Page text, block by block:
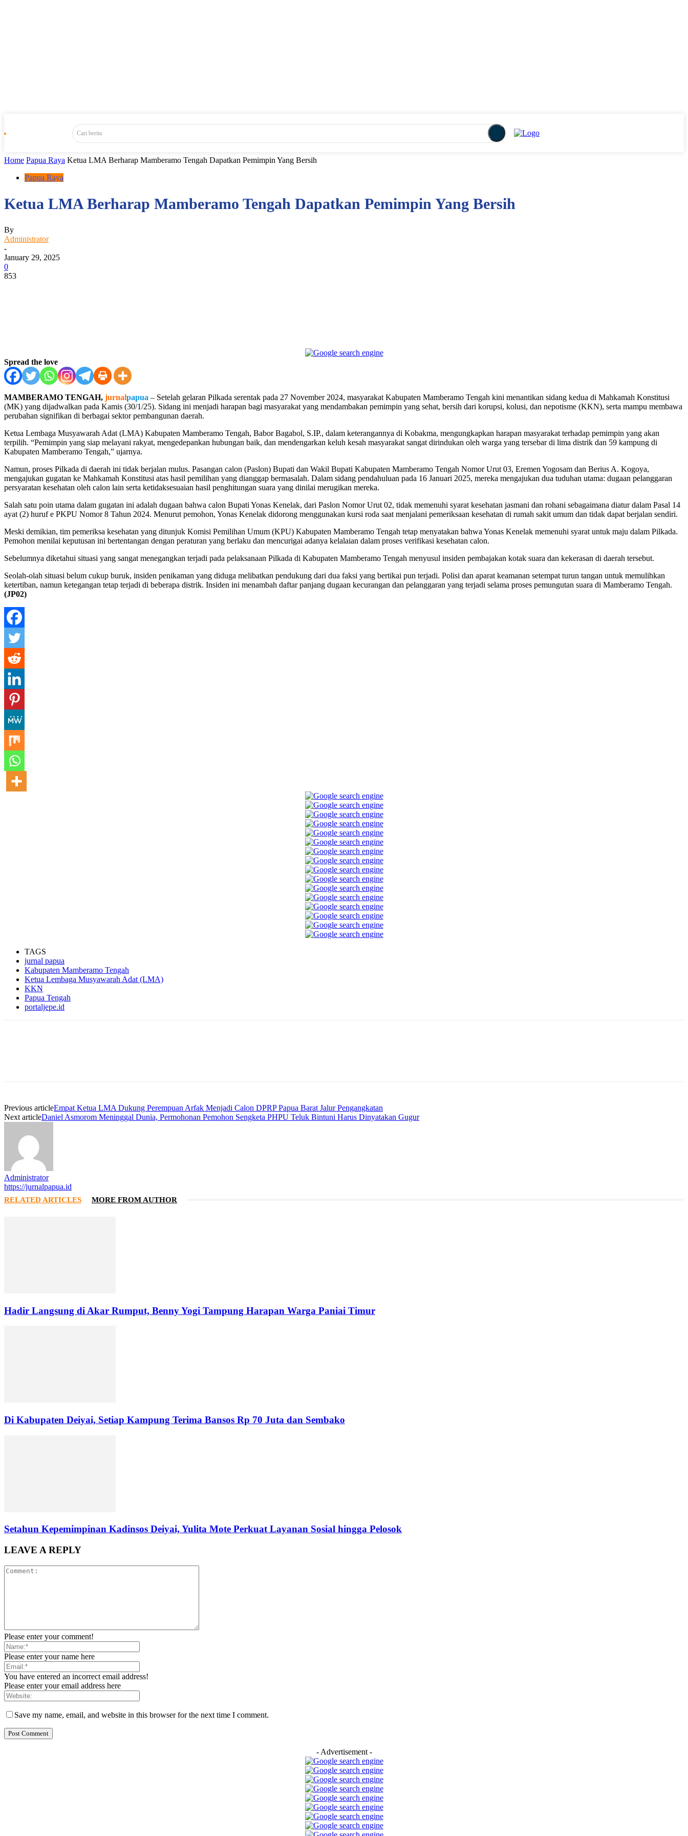
Cari berita
Home Papua Raya Ketua LMA Berharap Mamberamo Tengah Dapatkan Pemimpin Yang Bersih
Papua Raya
Ketua LMA Berharap Mamberamo Tengah Dapatkan Pemimpin Yang Bersih
By
Administrator
-
January 29, 2025
0
853
Spread the love
MAMBERAMO TENGAH, jurnalpapua – Setelah gelaran Pilkada serentak pada 27 November 2024, masyarakat Kabupaten Mamberamo Tengah kini menantikan sidang kedua di Mahkamah Konstitusi
(MK) yang dijadwalkan pada Kamis (30/1/25). Sidang ini menjadi harapan bagi masyarakat yang mendambakan pemimpin yang sehat, bersih dari korupsi, kolusi, dan nepotisme (KKN), serta mampu membawa
perubahan signifikan di berbagai sektor pembangunan daerah.
Ketua Lembaga Musyawarah Adat (LMA) Kabupaten Mamberamo Tengah, Babor Bagabol, S.IP., dalam keterangannya di Kobakma, mengungkapkan harapan masyarakat terhadap pemimpin yang akan
terpilih. “Pemimpin yang siap melayani rakyat, mengedepankan hubungan baik, dan mendengarkan keluh kesah masyarakat sangat dirindukan oleh warga yang tersebar di lima distrik dan 59 kampung di
Kabupaten Mamberamo Tengah,” ujarnya.
Namun, proses Pilkada di daerah ini tidak berjalan mulus. Pasangan calon (Paslon) Bupati dan Wakil Bupati Kabupaten Mamberamo Tengah Nomor Urut 03, Eremen Yogosam dan Berius A. Kogoya,
mengajukan gugatan ke Mahkamah Konstitusi atas hasil pemilihan yang dianggap bermasalah. Dalam sidang pendahuluan pada 16 Januari 2025, mereka mengajukan dua tuduhan utama: dugaan pelanggaran
persyaratan kesehatan oleh calon lain serta ketidaksesuaian hasil penghitungan suara yang dinilai merugikan mereka.
Salah satu poin utama dalam gugatan ini adalah dugaan bahwa calon Bupati Yonas Kenelak, dari Paslon Nomor Urut 02, tidak memenuhi syarat kesehatan jasmani dan rohani sebagaimana diatur dalam Pasal 14
ayat (2) huruf e PKPU Nomor 8 Tahun 2024. Menurut pemohon, Yonas Kenelak didorong menggunakan kursi roda saat menjalani pemeriksaan kesehatan di rumah sakit umum dan tidak dapat berjalan sendiri.
Meski demikian, tim pemeriksa kesehatan yang ditunjuk Komisi Pemilihan Umum (KPU) Kabupaten Mamberamo Tengah tetap menyatakan bahwa Yonas Kenelak memenuhi syarat untuk maju dalam Pilkada.
Pemohon menilai keputusan ini bertentangan dengan peraturan yang berlaku dan mencurigai adanya kelalaian dalam proses verifikasi kesehatan calon.
Sebelumnya diketahui situasi yang sangat menegangkan terjadi pada pelaksanaan Pilkada di Kabupaten Mamberamo Tengah menyusul insiden pembajakan kotak suara dan kekerasan di daerah tersebut.
Seolah-olah situasi belum cukup buruk, insiden penikaman yang diduga melibatkan pendukung dari dua faksi yang bertikai pun terjadi. Polisi dan aparat keamanan setempat turun tangan untuk memulihkan
ketertiban, namun ketegangan tetap terjadi di beberapa distrik. Insiden ini menambah daftar panjang dugaan kecurangan dan pelanggaran yang terjadi selama proses pemungutan suara di Mamberamo Tengah.
(JP02)
TAGS
jurnal papua
Kabupaten Mamberamo Tengah
Ketua Lembaga Musyawarah Adat (LMA)
KKN
Papua Tengah
portaljepe.id
Previous articleEmpat Ketua LMA Dukung Perempuan Arfak Menjadi Calon DPRP Papua Barat Jalur Pengangkatan
Next articleDaniel Asmorom Meninggal Dunia, Permohonan Pemohon Sengketa PHPU Teluk Bintuni Harus Dinyatakan Gugur
Administrator
https://jurnalpapua.id
RELATED ARTICLES MORE FROM AUTHOR
Hadir Langsung di Akar Rumput, Benny Yogi Tampung Harapan Warga Paniai Timur
Di Kabupaten Deiyai, Setiap Kampung Terima Bansos Rp 70 Juta dan Sembako
Setahun Kepemimpinan Kadinsos Deiyai, Yulita Mote Perkuat Layanan Sosial hingga Pelosok
LEAVE A REPLY
Please enter your comment!
Please enter your name here
You have entered an incorrect email address!
Please enter your email address here
Save my name, email, and website in this browser for the next time I comment.
- Advertisement -